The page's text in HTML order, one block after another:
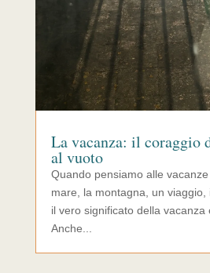
La vacanza: il coraggio
al vuoto
Quando pensiamo alle
mare, la montagna, un viaggio,
il vero significato della vacanza
Anche...